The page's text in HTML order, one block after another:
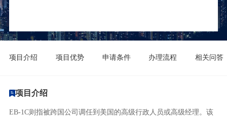
项目介绍 项目优势 申请条件 办理流程 相关问答
项目介绍
EB-1C则指被跨国公司调任到美国的高级行政人员或高级经理。该